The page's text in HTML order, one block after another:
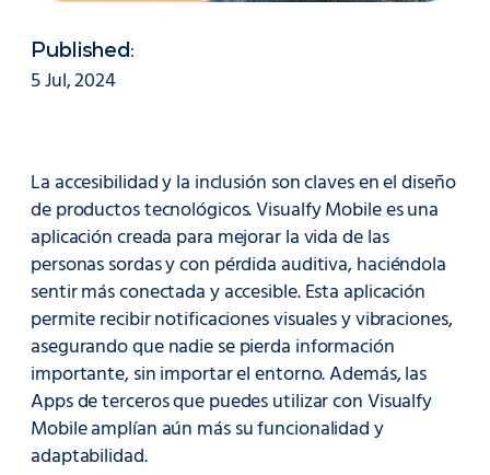
Published:
5 Jul, 2024
La accesibilidad y la inclusión son claves en el diseño
de productos tecnológicos. Visualfy Mobile es una
aplicación creada para mejorar la vida de las
personas sordas y con pérdida auditiva, haciéndola
sentir más conectada y accesible. Esta aplicación
permite recibir notificaciones visuales y vibraciones,
asegurando que nadie se pierda información
importante, sin importar el entorno. Además, las
Apps de terceros que puedes utilizar con Visualfy
Mobile amplían aún más su funcionalidad y
adaptabilidad.